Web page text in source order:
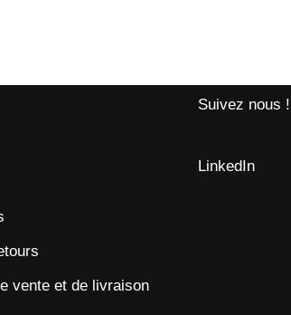
vente et de livraison
Suivez nous !
LinkedIn